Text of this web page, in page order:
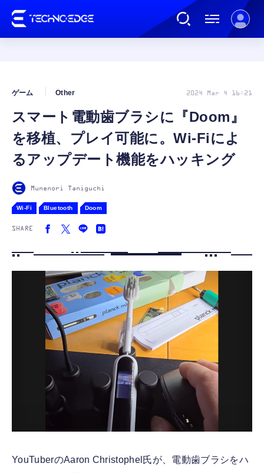
AI
ガジェット
カルチャー
FOLLOW US
スマート電動歯ブラシに『Doom』
を移植、プレイ可能に。Wi-Fiによ
るアップデート機能をハッキング
ゲーム Other 2024 Mar 4 16:21
Munenori Taniguchi
Wi-Fi Bluetooth Doom
SHARE
YouTuberのAaron Christophel氏が、電動歯ブラシをハ